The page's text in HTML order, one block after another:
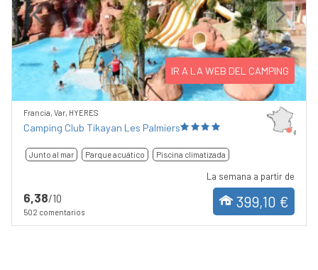
Previous Next
IR A LA WEB DEL CAMPING
Francia, Var, HYERES
Camping Club Tikayan Les Palmiers
Junto al mar Parque acuático Piscina climatizada
6,38/10
502 comentarios
La semana a partir de
399,10 €